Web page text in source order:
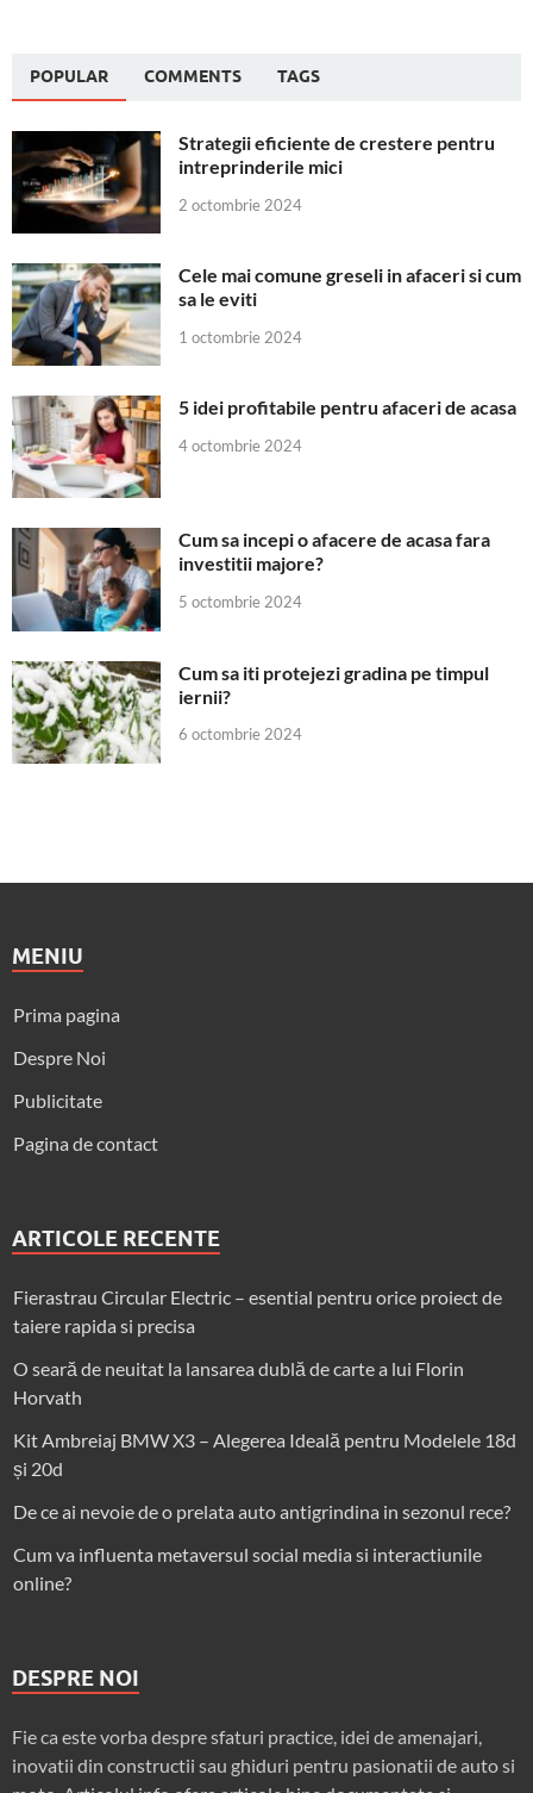
POPULAR COMMENTS TAGS
Strategii eficiente de crestere pentru
intreprinderile mici
2 octombrie 2024
Cele mai comune greseli in afaceri si cum
sa le eviti
1 octombrie 2024
5 idei profitabile pentru afaceri de acasa
4 octombrie 2024
Cum sa incepi o afacere de acasa fara
investitii majore?
5 octombrie 2024
Cum sa iti protejezi gradina pe timpul
iernii?
6 octombrie 2024
MENIU
Prima pagina
Despre Noi
Publicitate
Pagina de contact
ARTICOLE RECENTE
Fierastrau Circular Electric – esential pentru orice proiect de
taiere rapida si precisa
O seară de neuitat la lansarea dublă de carte a lui Florin
Horvath
Kit Ambreiaj BMW X3 – Alegerea Ideală pentru Modelele 18d
și 20d
De ce ai nevoie de o prelata auto antigrindina in sezonul rece?
Cum va influenta metaversul social media si interactiunile
online?
DESPRE NOI
Fie ca este vorba despre sfaturi practice, idei de amenajari,
inovatii din constructii sau ghiduri pentru pasionatii de auto si